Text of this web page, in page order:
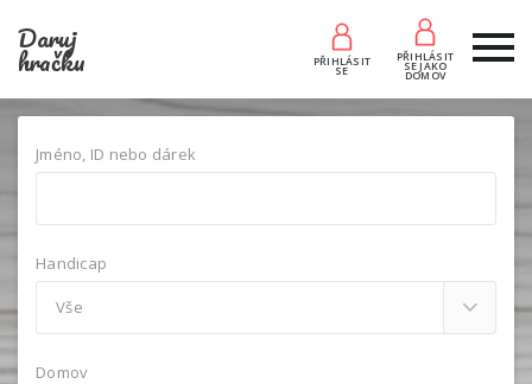
Daruj
hračku PŘIHLÁSIT
SE
PŘIHLÁSIT
SE JAKO
DOMOV
Jméno, ID nebo dárek
Handicap
Domov